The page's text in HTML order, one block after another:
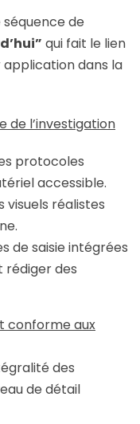
de
qui fait le lien
dans la
de l’investigation
protocoles
accessible.
visuels réalistes
de saisie intégrées
rédiger des
conforme aux
des
de détail